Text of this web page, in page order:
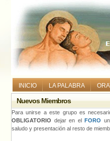
INICIO LA PALABRA
Nuevos Miembros
Para unirse a este grupo es
OBLIGATORIO dejar en el FORO
saludo y presentación al resto de